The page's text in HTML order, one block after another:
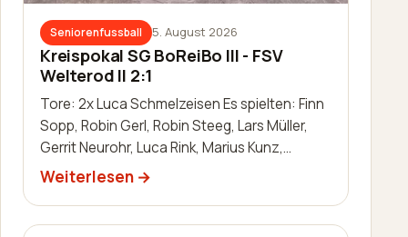
Seniorenfussball 5. August 2026
Kreispokal SG BoReiBo III - FSV
Welterod II 2:1
Tore: 2x Luca Schmelzeisen Es spielten: Finn
Sopp, Robin Gerl, Robin Steeg, Lars Müller,
Gerrit Neurohr, Luca Rink, Marius Kunz,
Manuel Häuser, Lukas Schleis,…
Weiterlesen